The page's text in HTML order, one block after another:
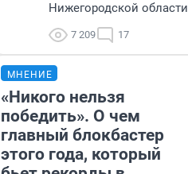
Нижегородской области
7 209 17
МНЕНИЕ
«Никого нельзя
победить». О чем
главный блокбастер
этого года, который